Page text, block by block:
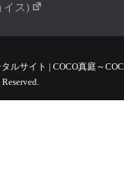
イス)
ルサイト | COCO真庭～